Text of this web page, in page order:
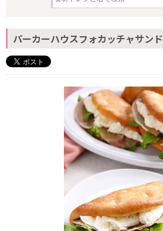
パーカーハウスフォカッチャサンド